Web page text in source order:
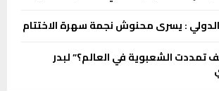
الدولي : يسرى محنوش نجمة سهرة الاختتام
تمددت الشعبوية في العالم؟” لبدر